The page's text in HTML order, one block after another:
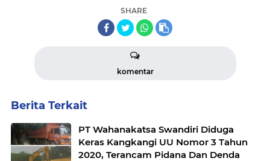
SHARE
komentar
Berita Terkait
PT Wahanakatsa Swandiri Diduga
Keras Kangkangi UU Nomor 3 Tahun
2020, Terancam Pidana Dan Denda